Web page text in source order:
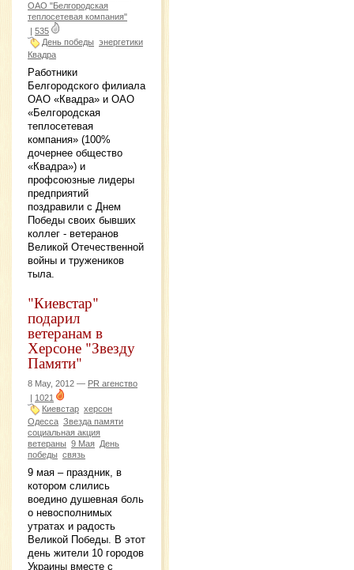
ОАО "Белгородская
теплосетевая компания"
| 535
День победы энергетики
Квадра
Работники
Белгородского филиала
ОАО «Квадра» и ОАО
«Белгородская
теплосетевая
компания» (100%
дочернее общество
«Квадра») и
профсоюзные лидеры
предприятий
поздравили с Днем
Победы своих бывших
коллег - ветеранов
Великой Отечественной
войны и тружеников
тыла.
"Киевстар"
подарил
ветеранам в
Херсоне "Звезду
Памяти"
8 May, 2012 — PR агенство
1021
Киевстар херсон
Одесса Звезда памяти
социальная акция
ветераны 9 Мая День
победы связь
9 мая – праздник, в
котором слились
воедино душевная боль
о невосполнимых
утратах и радость
Великой Победы. В этот
день жители 10 городов
Украины вместе с